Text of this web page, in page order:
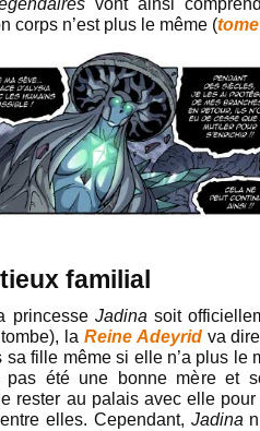
vont ainsi
corps n’est plus le même (
familial
princesse Jadina soit
la Reine Adeyridva
sa fille même si elle n’a plus le
pas été une bonne mère et
rester au palais avec elle
elles. Cependant, Jadina